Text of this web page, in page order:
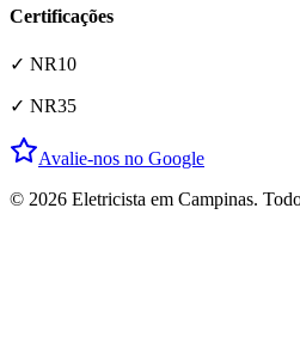
Certificações
✓ NR10
✓ NR35
Avalie-nos no Google
© 2026 Eletricista em Campinas.